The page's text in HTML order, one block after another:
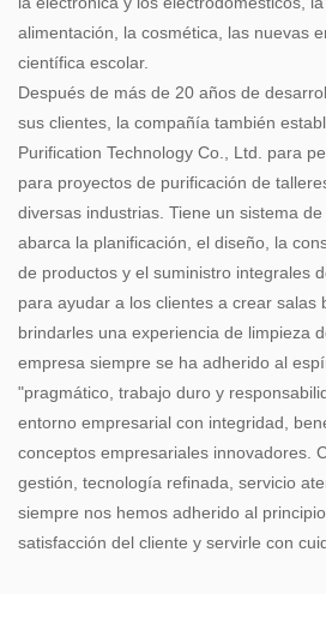
alimentación, la cosmética, las nuevas
científica escolar.
Después de más de 20 años de
sus clientes, la compañía también
Purification Technology Co., Ltd. para
para proyectos de purificación de
diversas industrias. Tiene un sistema
abarca la planificación, el diseño, la
de productos y el suministro integrales
para ayudar a los clientes a crear salas
brindarles una experiencia de limpieza
empresa siempre se ha adherido al
"pragmático, trabajo duro y
entorno empresarial con integridad,
conceptos empresariales innovadores.
gestión, tecnología refinada, servicio
siempre nos hemos adherido al
satisfacción del cliente y servirle con